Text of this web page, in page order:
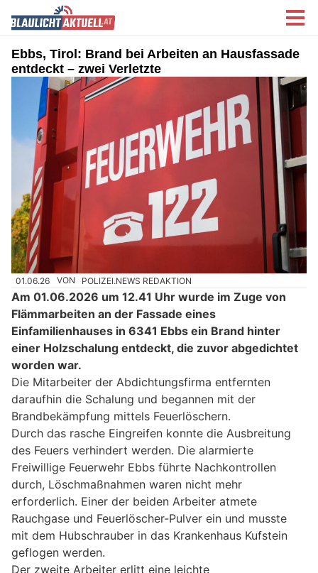
Ebbs, Tirol: Brand bei Arbeiten an Hausfassade
entdeckt – zwei Verletzte
01.06.26 VON POLIZEI.NEWS REDAKTION
Am 01.06.2026 um 12.41 Uhr wurde im Zuge von
Flämmarbeiten an der Fassade eines
Einfamilienhauses in 6341 Ebbs ein Brand hinter
einer Holzschalung entdeckt, die zuvor abgedichtet
worden war.
Die Mitarbeiter der Abdichtungsfirma entfernten
daraufhin die Schalung und begannen mit der
Brandbekämpfung mittels Feuerlöschern.
Durch das rasche Eingreifen konnte die Ausbreitung
des Feuers verhindert werden. Die alarmierte
Freiwillige Feuerwehr Ebbs führte Nachkontrollen
durch, Löschmaßnahmen waren nicht mehr
erforderlich. Einer der beiden Arbeiter atmete
Rauchgase und Feuerlöscher-Pulver ein und musste
mit dem Hubschrauber in das Krankenhaus Kufstein
geflogen werden.
Der zweite Arbeiter erlitt eine leichte